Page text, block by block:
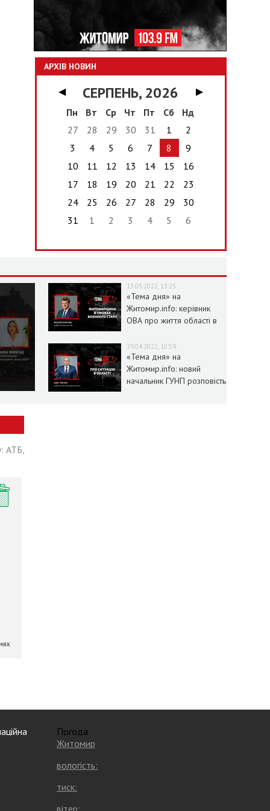
АРХІВ НОВИН
◀ СЕРПЕНЬ, 2026
▶
Пн
Вт Ср Чт Пт Сб
Нд
27
28 29 30 31 1
2
3
4 5 6 7 8
9
10
11 12 13 14 15
16
17
18 19 20 21 22
23
24
25 26 27 28 29
30
31
1 2 3 4 5 6
13.05.2022, 13:25
«Тема дня» на
Житомир.info: керівник
ОВА про життя області в
29.04.2022, 10:59
«Тема дня» на
Житомир.info: новий
начальник ГУНП розповість
АТБ,
Погода
Житомир
вологість:
тиск:
вітер: